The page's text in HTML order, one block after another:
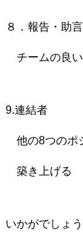
８．報告・助
チームの良い
9.連結者
他の8つのポ
築き上げる
いかがでしょう